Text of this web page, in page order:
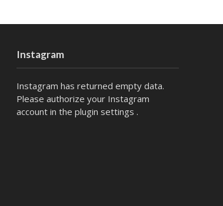
Instagram
Instagram has returned empty data.
Please authorize your Instagram
account in the plugin settings .